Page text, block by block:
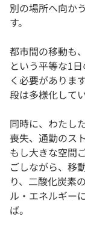
別の場所へ向か
す。
都市間の移動も
という平等な1
く必要がありま
段は多様化して
同時に、わたし
喪失、通勤のス
もし大きな空間
ごしながら、移
り、二酸化炭素
ル・エネルギー
ば。